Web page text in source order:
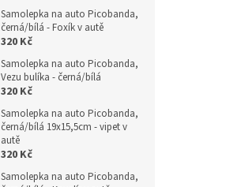
Samolepka na auto Picobanda,
černá/bílá - Foxík v autě
320 Kč
Samolepka na auto Picobanda,
Vezu bulíka - černá/bílá
320 Kč
Samolepka na auto Picobanda,
černá/bílá 19x15,5cm - vipet v
autě
320 Kč
Samolepka na auto Picobanda,